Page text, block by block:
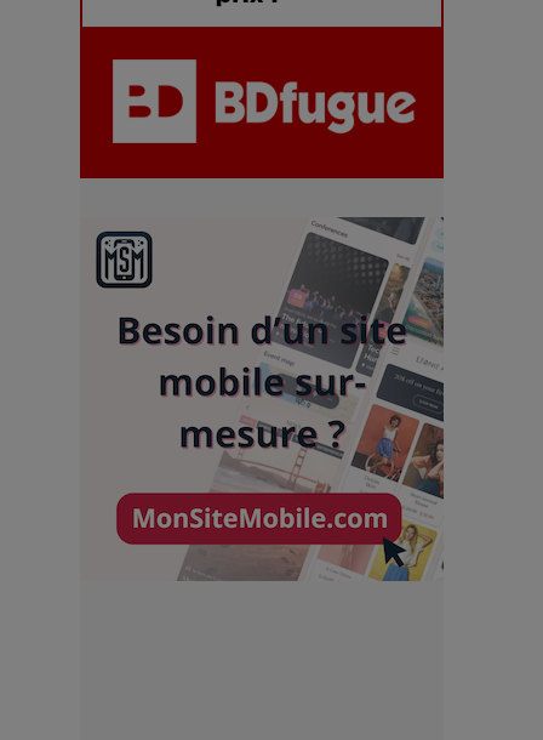
chiffres
7 Techniques Secrètes des
Photographes de Stars
Adieu Jean-Pat : rire au bord
du précipice
Pharaonic Festival 2025 : 10
ans d’électro sous les
montagnes, une fête à ne pas
manquer